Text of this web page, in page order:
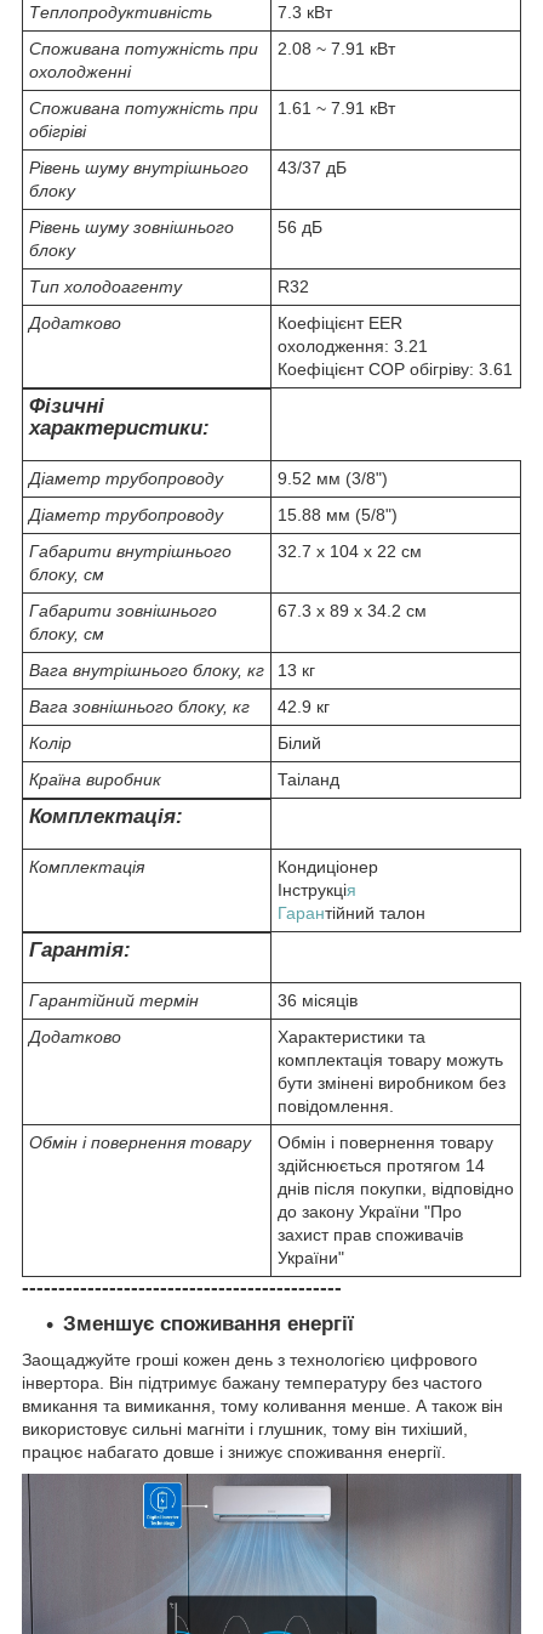
Теплопродуктивність
7.3 кВт
Споживана потужність при
охолодженні
2.08 ~ 7.91 кВт
Споживана потужність при
обігріві
1.61 ~ 7.91 кВт
Рівень шуму внутрішнього
блоку
43/37 дБ
Рівень шуму зовнішнього
блоку
56 дБ
Тип холодоагенту
R32
Додатково
Коефіцієнт EER
охолодження: 3.21
Коефіцієнт COP обігріву: 3.61
Фізичні
характеристики:
Діаметр трубопроводу
9.52 мм (3/8")
Діаметр трубопроводу
15.88 мм (5/8")
Габарити внутрішнього
блоку, см
32.7 х 104 x 22 см
Габарити зовнішнього
блоку, см
67.3 х 89 x 34.2 см
Вага внутрішнього блоку, кг
13 кг
Вага зовнішнього блоку, кг
42.9 кг
Колір
Білий
Країна виробник
Таіланд
Комплектація:
Комплектація
Кондиціонер
Інструкція
Гарантійний талон
Гарантія:
Гарантійний термін
36 місяців
Додатково
Характеристики та
комплектація товару можуть
бути змінені виробником без
повідомлення.
Обмін і повернення товару
Обмін і повернення товару
здійснюється протягом 14
днів після покупки, відповідно
до закону України "Про
захист прав споживачів
України"
--------------------------------------------
Зменшує споживання енергії
Заощаджуйте гроші кожен день з технологією цифрового
інвертора. Він підтримує бажану температуру без частого
вмикання та вимикання, тому коливання менше. А також він
використовує сильні магніти і глушник, тому він тихіший,
працює набагато довше і знижує споживання енергії.